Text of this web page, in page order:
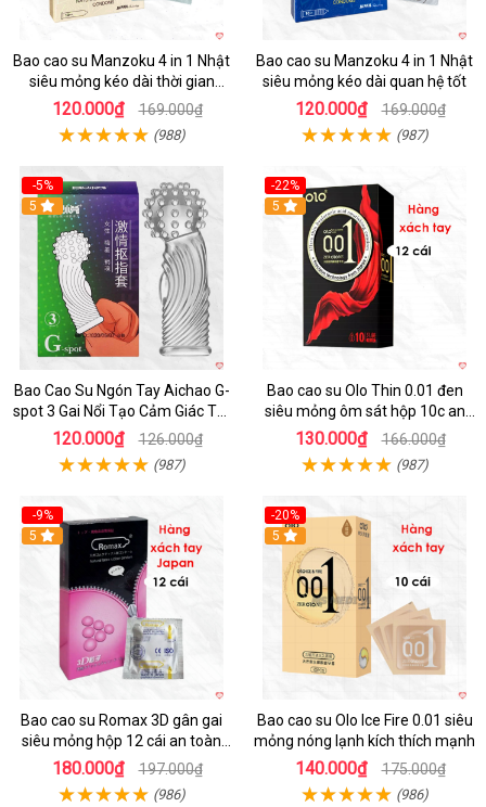
Bao cao su Manzoku 4 in 1 Nhật
siêu mỏng kéo dài thời gian
chính hãng
120.000₫ 169.000₫
(988)
Bao cao su Manzoku 4 in 1 Nhật
siêu mỏng kéo dài quan hệ tốt
120.000₫ 169.000₫
(987)
-5%
5
Bao Cao Su Ngón Tay Aichao G-
spot 3 Gai Nổi Tạo Cảm Giác Tột
Đỉnh
120.000₫ 126.000₫
(987)
-22%
5
Bao cao su Olo Thin 0.01 đen
siêu mỏng ôm sát hộp 10c an
toàn
130.000₫ 166.000₫
(987)
-9%
5
Bao cao su Romax 3D gân gai
siêu mỏng hộp 12 cái an toàn
chất lượng
180.000₫ 197.000₫
(986)
-20%
5
Bao cao su Olo Ice Fire 0.01 siêu
mỏng nóng lạnh kích thích mạnh
140.000₫ 175.000₫
(986)